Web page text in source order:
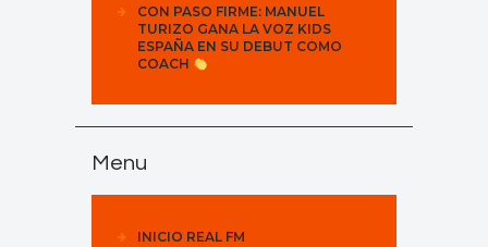
CON PASO FIRME: MANUEL
TURIZO GANA LA VOZ KIDS
ESPAÑA EN SU DEBUT COMO
COACH
Menu
INICIO REAL FM